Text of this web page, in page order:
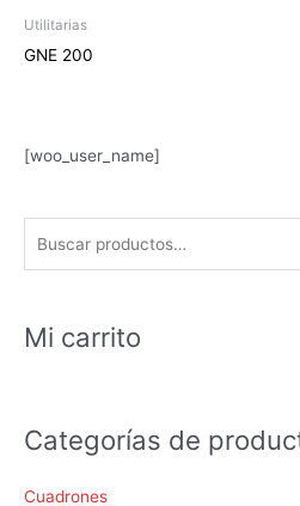
[woo_user_name]
B
s
p
:
Mi carrito
Categorías de
Cuadrones
Utilitarias
GNE 200